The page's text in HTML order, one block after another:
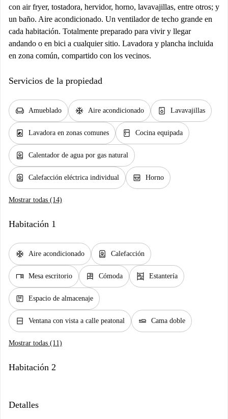
con air fryer, tostadora, hervidor, horno, lavavajillas, entre otros; y
un baño. Aire acondicionado. Un ventilador de techo grande en
cada habitación. Totalmente preparado para vivir y llegar
andando o en bici a cualquier sitio. Lavadora y plancha incluida
en zona común, compartido con los vecinos.
Servicios de la propiedad
chair Amueblado ac_unit Aire acondicionado dishwasher_gen Lavavajillas
local_laundry_service Lavadora en zonas comunes kitchen Cocina equipada
water_heater Calentador de agua por gas natural
water_heater Calefacción eléctrica individual oven_gen Horno
Mostrar todas (14)
Habitación 1
ac_unit Aire acondicionado water_heater Calefacción
desk Mesa escritorio dresser Cómoda shelves Estantería
package Espacio de almacenaje
window_closed Ventana con vista a calle peatonal airline_seat_flat Cama doble
Mostrar todas (11)
Habitación 2
Detalles